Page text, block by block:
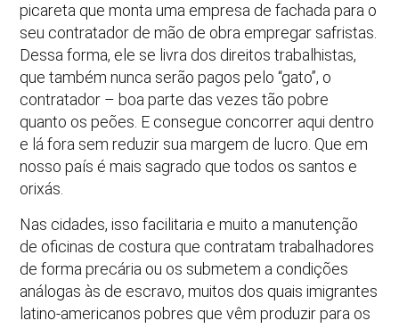
picareta que monta uma empresa de fachada para o
seu contratador de mão de obra empregar safristas.
Dessa forma, ele se livra dos direitos trabalhistas,
que também nunca serão pagos pelo “gato”, o
contratador – boa parte das vezes tão pobre
quanto os peões. E consegue concorrer aqui dentro
e lá fora sem reduzir sua margem de lucro. Que em
nosso país é mais sagrado que todos os santos e
orixás.
Nas cidades, isso facilitaria e muito a manutenção
de oficinas de costura que contratam trabalhadores
de forma precária ou os submetem a condições
análogas às de escravo, muitos dos quais imigrantes
latino-americanos pobres que vêm produzir para os